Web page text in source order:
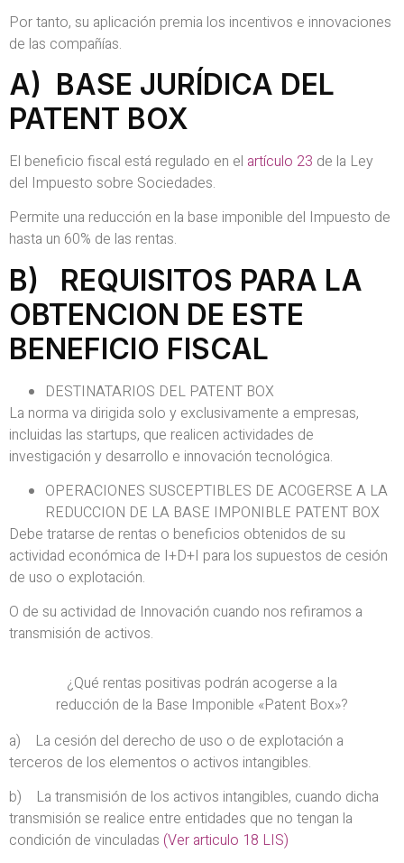
Por tanto, su aplicación premia los incentivos e innovaciones
de las compañías.
A) BASE JURÍDICA DEL
PATENT BOX
El beneficio fiscal está regulado en el artículo 23 de la Ley
del Impuesto sobre Sociedades.
Permite una reducción en la base imponible del Impuesto de
hasta un 60% de las rentas.
B) REQUISITOS PARA LA
OBTENCION DE ESTE
BENEFICIO FISCAL
DESTINATARIOS DEL PATENT BOX
La norma va dirigida solo y exclusivamente a empresas,
incluidas las startups, que realicen actividades de
investigación y desarrollo e innovación tecnológica.
OPERACIONES SUSCEPTIBLES DE ACOGERSE A LA
REDUCCION DE LA BASE IMPONIBLE PATENT BOX
Debe tratarse de rentas o beneficios obtenidos de su
actividad económica de I+D+I para los supuestos de cesión
de uso o explotación.
O de su actividad de Innovación cuando nos refiramos a
transmisión de activos.
¿Qué rentas positivas podrán acogerse a la
reducción de la Base Imponible «Patent Box»?
a) La cesión del derecho de uso o de explotación a
terceros de los elementos o activos intangibles.
b) La transmisión de los activos intangibles, cuando dicha
transmisión se realice entre entidades que no tengan la
condición de vinculadas (Ver articulo 18 LIS)